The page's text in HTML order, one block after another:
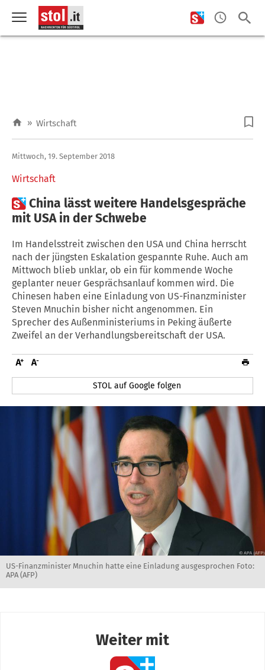
» Wirtschaft
Wirtschaft
Mittwoch, 19. September 2018
China lässt weitere Handelsgespräche
mit USA in der Schwebe
Im Handelsstreit zwischen den USA und China herrscht
nach der jüngsten Eskalation gespannte Ruhe. Auch am
Mittwoch blieb unklar, ob ein für kommende Woche
geplanter neuer Gesprächsanlauf kommen wird. Die
Chinesen haben eine Einladung von US-Finanzminister
Steven Mnuchin bisher nicht angenommen. Ein
Sprecher des Außenministeriums in Peking äußerte
Zweifel an der Verhandlungsbereitschaft der USA.
STOL auf Google folgen
US-Finanzminister Mnuchin hatte eine Einladung ausgesprochen Foto:
APA (AFP)